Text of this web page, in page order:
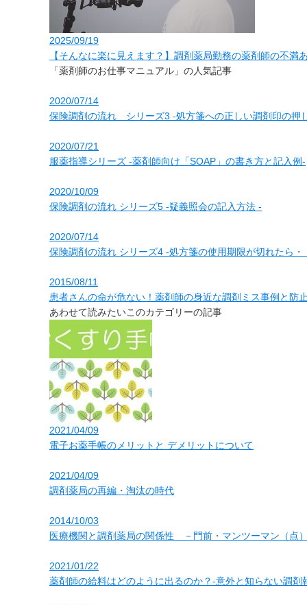
2025/09/19
【そんなに楽に見えます？】調剤薬局勤務の薬剤師の不満
「薬剤師のお仕事マニュアル」の人気記事
2020/07/14
保険調剤の流れ シリーズ3 ‐処方箋への正しい調剤印の押
2020/07/21
服薬指導シリーズ ‐薬剤師向け「SOAP」の書き方と記入例‐
2020/10/09
保険調剤の流れ シリーズ5 ‐疑義照会の記入方法 ‐
2020/07/14
保険調剤の流れ シリーズ4 ‐処方箋の使用期限が切れたら・
2015/08/11
患者さんの命が危ない！薬剤師の身近な調剤ミス事例と防
あわせて読みたいこのカテゴリーの記事
2021/04/09
電子お薬手帳のメリットと デメリットについて
2021/04/09
調剤薬局の再編・淘汰の時代
2014/10/03
医療機関と調剤薬局の関係性 －門前・マンツーマン（点
2021/01/22
薬剤師の給料はどのように出るのか？-意外と知らない調剤